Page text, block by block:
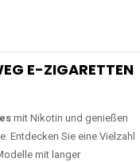
E-ZIGARETTEN
mit Nikotin und genießen
Entdecken Sie eine Vielzahl
mit langer